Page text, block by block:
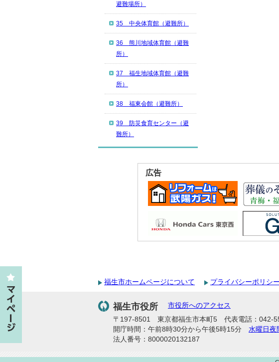
避難場所）
35 中央体育館（避難所）
36 熊川地域体育館（避難
所）
37 福生地域体育館（避難
所）
38 福東会館（避難所）
39 防災食育センター（避
難所）
広告
福生市ホームページについて プライバシーポリシー
福生市役所
市役所へのアクセス
〒197-8501 東京都福生市本町5 代表電話：042-
開庁時間：午前8時30分から午後5時15分 水曜日夜
法人番号：8000020132187